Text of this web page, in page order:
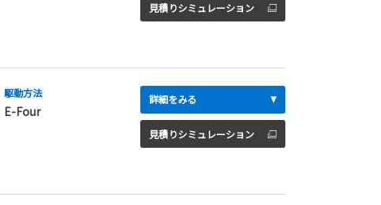
見積りシミュレーション
駆動方法
E-Four
詳細をみる
見積りシミュレーション